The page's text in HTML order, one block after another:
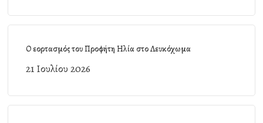
Ο εορτασμός του Προφήτη Ηλία στο Λευκόχωμα
21 Ιουλίου 2026